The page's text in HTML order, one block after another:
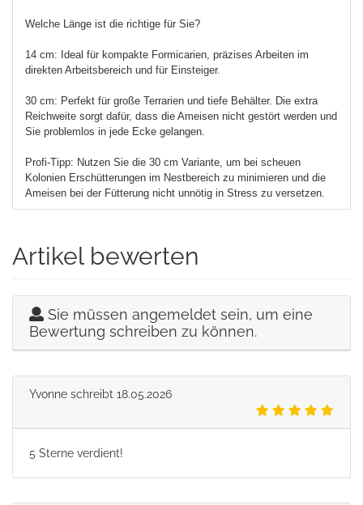
Welche Länge ist die richtige für Sie?
14 cm: Ideal für kompakte Formicarien, präzises Arbeiten im
direkten Arbeitsbereich und für Einsteiger.
30 cm: Perfekt für große Terrarien und tiefe Behälter. Die extra
Reichweite sorgt dafür, dass die Ameisen nicht gestört werden und
Sie problemlos in jede Ecke gelangen.
Profi-Tipp: Nutzen Sie die 30 cm Variante, um bei scheuen
Kolonien Erschütterungen im Nestbereich zu minimieren und die
Ameisen bei der Fütterung nicht unnötig in Stress zu versetzen.
Artikel bewerten
Sie müssen angemeldet sein, um eine
Bewertung schreiben zu können.
Yvonne schreibt 18.05.2026
5 Sterne verdient!